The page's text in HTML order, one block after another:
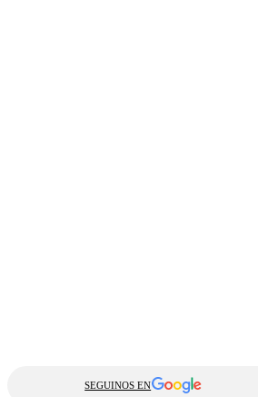
SEGUINOS EN